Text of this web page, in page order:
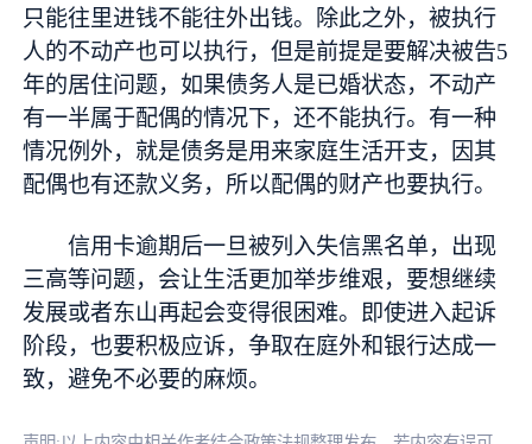
只能往里进钱不能往外出钱。除此之外，被执行
人的不动产也可以执行，但是前提是要解决被告5
年的居住问题，如果债务人是已婚状态，不动产
有一半属于配偶的情况下，还不能执行。有一种
情况例外，就是债务是用来家庭生活开支，因其
配偶也有还款义务，所以配偶的财产也要执行。
信用卡逾期后一旦被列入失信黑名单，出现
三高等问题，会让生活更加举步维艰，要想继续
发展或者东山再起会变得很困难。即使进入起诉
阶段，也要积极应诉，争取在庭外和银行达成一
致，避免不必要的麻烦。